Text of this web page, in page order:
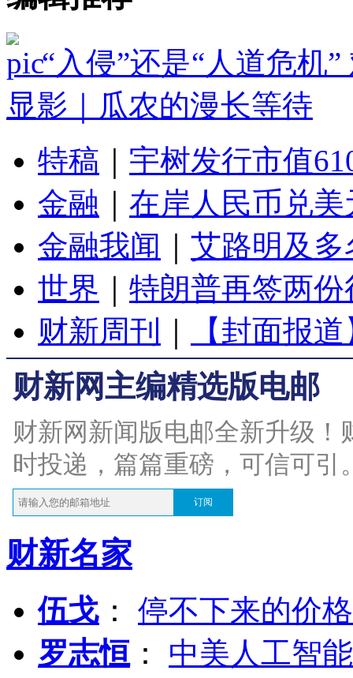
“入侵”还是“人道危机
显影｜瓜农的漫长等待
特稿
宇树发行市值
金融
在岸人民币兑
金融我闻
艾路明及
世界
特朗普再签两
财新周刊
【封面报
财新网主编精选版电邮
财新网新闻版电邮全新升级
时投递，篇篇重磅，可信可引
订阅
财新名家
伍戈 ： 停不下来的价
罗志恒 ： 中美人工智